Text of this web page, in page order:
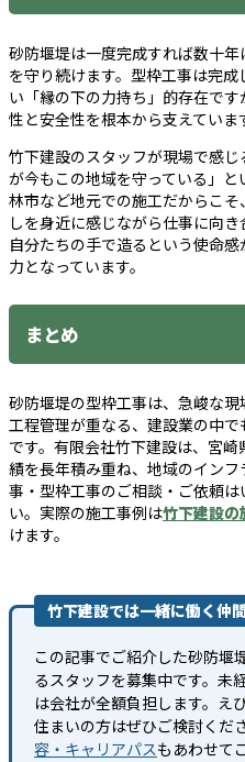
砂防堰堤は一度完成すれば数十
を守り続けます。型枠工事は完
い「縁の下の力持ち」的存在で
性と安全性を根本から支えていま
竹下建設のスタッフが現場で感
が今もこの地域を守っている」
林市など地元での施工だからこ
しを身近に感じながら仕事に向
自分たちの手で造るという使命
力となっています。
まとめ
砂防堰堤の型枠工事は、急峻な
工程管理が重なる、建設業の中
です。有限会社竹下建設は、宮
績を長年積み重ね、地域のイン
事・型枠工事のご相談・ご依頼
い。実際の施工事例は竹下建設の
けます。
竹下建設では一緒に働く仲
この記事でご紹介した砂防堰
るスタッフを募集中です。未
は会社が全額負担します。え
住まいの方はぜひご検討くだ
容・キャリアパスもあわせて